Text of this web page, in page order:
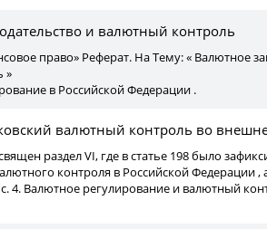
и валютный контроль
право» Реферат. На Тему: « Валютное
»
в Российской Федерации .
валютный контроль во
раздел VI, где в статье 198 было
контроля в Российской Федерации ,
4. Валютное регулирование и валютный